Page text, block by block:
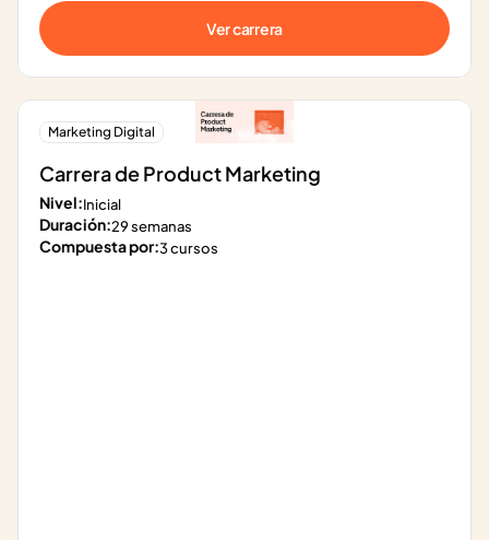
Ver carrera
Marketing Digital
Carrera de Product Marketing
Nivel:Inicial
Duración:29 semanas
Compuesta por:3 cursos